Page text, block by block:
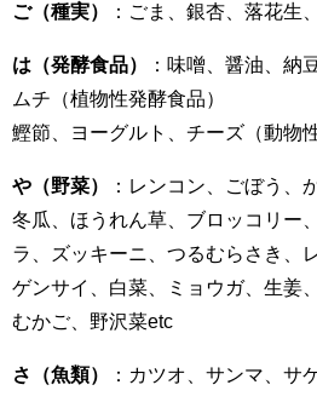
ご（種実） ：ごま、銀杏、落花生
は（発酵食品）
：味噌、醤油、納
ムチ（植物性発酵食品）
鰹節、ヨーグルト、チーズ（動物
や（野菜）
：レンコン、ごぼう、
冬瓜、ほうれん草、ブロッコリー
ラ、ズッキーニ、つるむらさき、
ゲンサイ、白菜、ミョウガ、生姜
むかご、野沢菜etc
さ（魚類） ：カツオ、サンマ、サ